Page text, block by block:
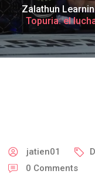
Zalathun
Topuria: el
jatien01
0 Comments